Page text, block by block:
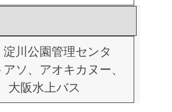
川公園管理センタ
ソ、アオキカヌー、
大阪水上バス